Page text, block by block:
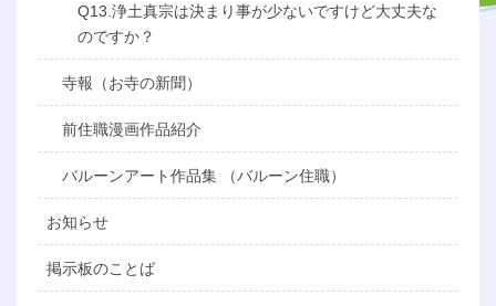
Q13.浄土真宗は決まり事が少ないですけど大丈夫な
のですか？
寺報（お寺の新聞）
前住職漫画作品紹介
バルーンアート作品集 （バルーン住職）
お知らせ
掲示板のことば